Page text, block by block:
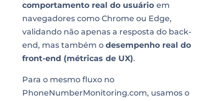
comportamento real do usuário em
navegadores como Chrome ou Edge,
validando não apenas a resposta do back-
end, mas também o desempenho real do
front-end (métricas de UX).
Para o mesmo fluxo no
PhoneNumberMonitoring.com, usamos o